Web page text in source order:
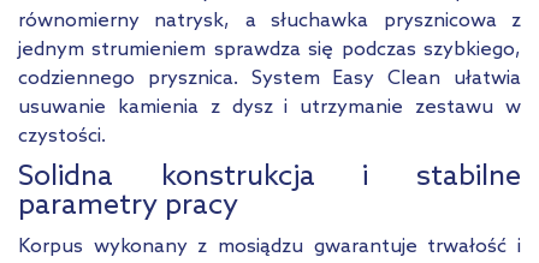
równomierny natrysk, a słuchawka prysznicowa z
jednym strumieniem sprawdza się podczas szybkiego,
codziennego prysznica. System Easy Clean ułatwia
usuwanie kamienia z dysz i utrzymanie zestawu w
czystości.
Solidna konstrukcja i stabilne
parametry pracy
Korpus wykonany z mosiądzu gwarantuje trwałość i